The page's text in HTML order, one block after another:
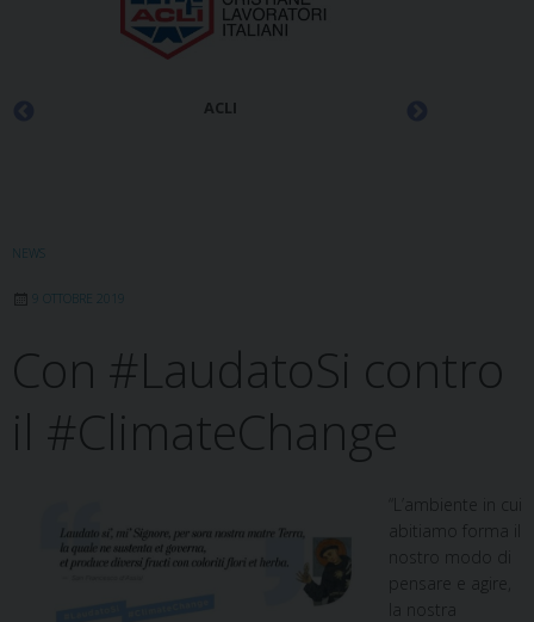
ACLI
NEWS
9 OTTOBRE 2019
Con #LaudatoSi contro
il #ClimateChange
“L’ambiente in cui
abitiamo forma il
nostro modo di
pensare e agire,
la nostra